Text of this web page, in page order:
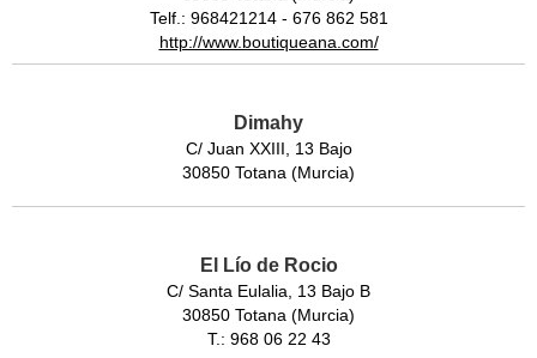
Telf.: 968421214 - 676 862 581
http://www.boutiqueana.com/
Dimahy
C/ Juan XXIII, 13 Bajo
30850 Totana (Murcia)
El Lío de Rocio
C/ Santa Eulalia, 13 Bajo B
30850 Totana (Murcia)
T.: 968 06 22 43